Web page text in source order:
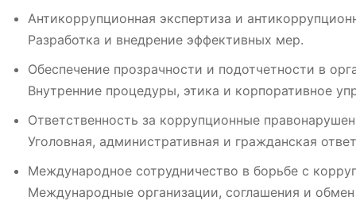
Антикоррупционная экспертиза и
Разработка и внедрение эффективных мер.
Обеспечение прозрачности и подотчетности в
Внутренние процедуры, этика и корпоративное
Ответственность за коррупционные
Уголовная, административная и гражданская
Международное сотрудничество в борьбе с
Международные организации, соглашения и